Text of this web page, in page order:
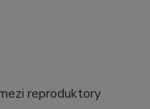
reproduktory